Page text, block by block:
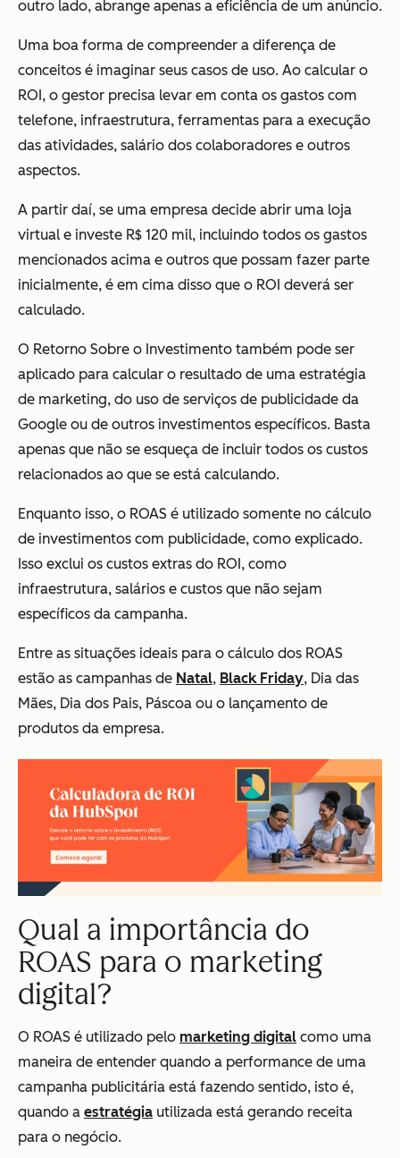
outro lado, abrange apenas a eficiência de um anúncio.
Uma boa forma de compreender a diferença de
conceitos é imaginar seus casos de uso. Ao calcular o
ROI, o gestor precisa levar em conta os gastos com
telefone, infraestrutura, ferramentas para a execução
das atividades, salário dos colaboradores e outros
aspectos.
A partir daí, se uma empresa decide abrir uma loja
virtual e investe R$ 120 mil, incluindo todos os gastos
mencionados acima e outros que possam fazer parte
inicialmente, é em cima disso que o ROI deverá ser
calculado.
O Retorno Sobre o Investimento também pode ser
aplicado para calcular o resultado de uma estratégia
de marketing, do uso de serviços de publicidade da
Google ou de outros investimentos específicos. Basta
apenas que não se esqueça de incluir todos os custos
relacionados ao que se está calculando.
Enquanto isso, o ROAS é utilizado somente no cálculo
de investimentos com publicidade, como explicado.
Isso exclui os custos extras do ROI, como
infraestrutura, salários e custos que não sejam
específicos da campanha.
Entre as situações ideais para o cálculo dos ROAS
estão as campanhas de Natal, Black Friday, Dia das
Mães, Dia dos Pais, Páscoa ou o lançamento de
produtos da empresa.
Qual a importância do
ROAS para o marketing
digital?
O ROAS é utilizado pelo marketing digital como uma
maneira de entender quando a performance de uma
campanha publicitária está fazendo sentido, isto é,
quando a estratégia utilizada está gerando receita
para o negócio.